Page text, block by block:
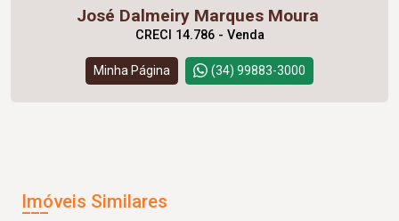
José Dalmeiry Marques Moura
CRECI 14.786 - Venda
Minha Página (34) 99883-3000
Imóveis Similares